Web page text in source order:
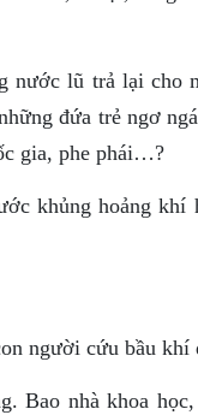
nước lũ trả lại cho
đứa trẻ ngơ
gia, phe phái…?
khủng hoảng khí
người cứu bầu khí
Bao nhà khoa